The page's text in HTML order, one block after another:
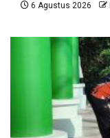
6 Agustus 2026